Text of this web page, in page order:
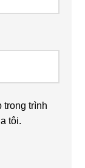
trong trình
tôi.